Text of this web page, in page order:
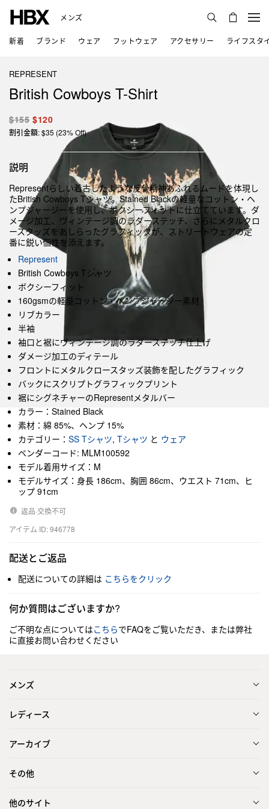
メンズ
新着 ブランド ウェア フットウェア アクセサリー ライフスタ
REPRESENT
British Cowboys T-Shirt
$155 $120
割引金額: $35 (23% Off)
説明
Representらしい着古したような反骨精神あふれるムードを体現し
たBritish Cowboys Tシャツ。Stained Blackの軽量なコットン・ヘ
ンプジャージーを使用し、ボクシーフィットに仕立てています。ダ
メージ加工、ヴィンテージ調のラダーステッチ、さらにメタルクロ
ースタッズをあしらったグラフィックが、ストリートウェアの定
番に鋭い個性を添えます。
Represent
British Cowboys Tシャツ
ボクシーフィット
160gsmの軽量コットン・ヘンプジャージー素材
リブカラー
半袖
袖口と裾にヴィンテージ調のラダーステッチ仕上げ
ダメージ加工のディテール
フロントにメタルクロースタッズ装飾を配したグラフィック
バックにスクリプトグラフィックプリント
裾にシグネチャーのRepresentメタルバー
カラー：Stained Black
素材：綿 85%、ヘンプ 15%
カテゴリー： SS Tシャツ, Tシャツ と ウェア
ベンダーコード: MLM100592
モデル着用サイズ：M
モデルサイズ：身長 186cm、胸囲 86cm、ウエスト 71cm、ヒ
ップ 91cm
返品·交換不可
アイテム ID: 946778
配送とご返品
配送についての詳細は こちらをクリック
何か質問はございますか?
ご不明な点についてはこちらでFAQをご覧いただき、または弊社
に直接お問い合わせください
メンズ
レディース
アーカイブ
その他
他のサイト